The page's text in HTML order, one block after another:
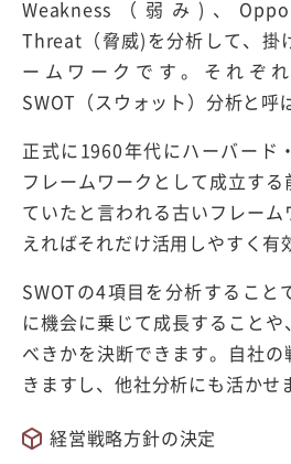
Weakness（弱み)、
Threat（脅威)を分析して、掛
ームワークです。それぞ
SWOT（スウォット）分析と呼
正式に1960年代にハーバード
フレームワークとして成立す
ていたと言われる古いフレー
えればそれだけ活用しやすく有
SWOTの4項目を分析すること
に機会に乗じて成長すること
べきかを決断できます。自社
きますし、他社分析にも活かせ
経営戦略方針の決定